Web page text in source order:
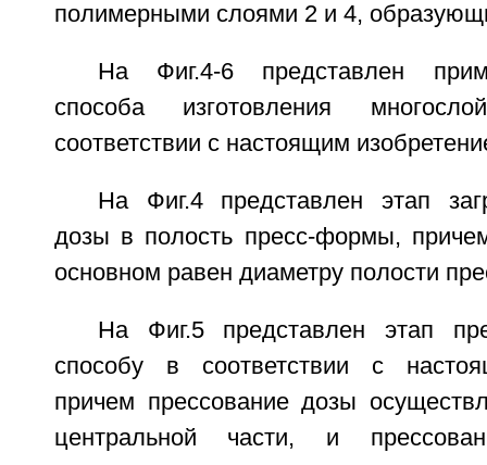
полимерными слоями 2 и 4,
На Фиг.4-6 представлен
способа изготовления
соответствии с настоящим
На Фиг.4 представлен этап
дозы в полость пресс-формы,
основном равен диаметру полости
На Фиг.5 представлен этап
способу в соответствии с
причем прессование дозы
центральной части, и